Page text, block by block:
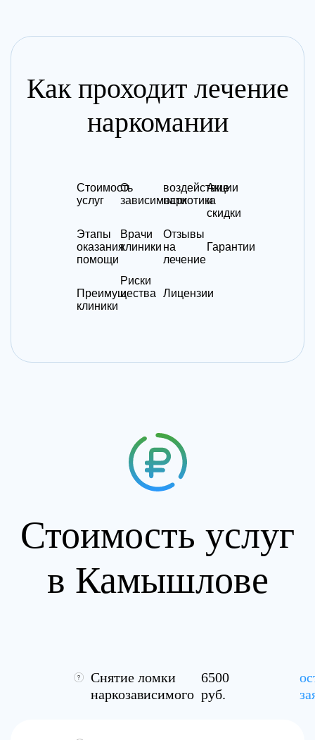
Как проходит лечение
наркомании
Стоимость
услуг
Этапы
оказания
помощи
Преимущества
клиники
О
зависимости
Врачи
клиники
Риски
и
воздействие
наркотика
Отзывы
на
лечение
Лицензии
Акции
и
скидки
Гарантии
Стоимость услуг
в Камышлове
Снятие ломки
наркозависимого
6500
руб.